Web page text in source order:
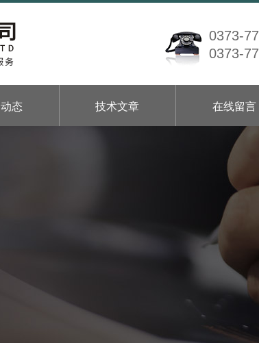
0373-
0373-
态 技术文章 在线留言